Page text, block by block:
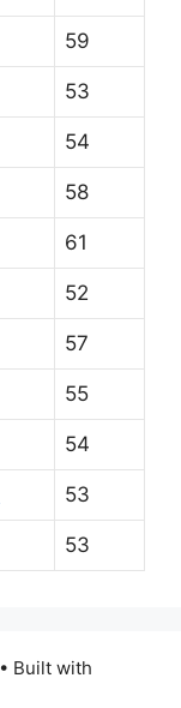
59
53
54
58
61
52
57
55
54
53
53
• Built with